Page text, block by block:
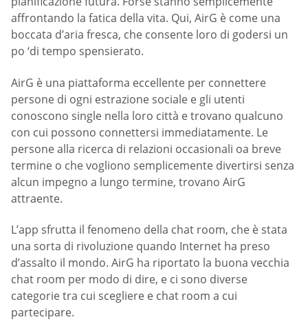
affrontando la fatica della vita. Qui, AirG è come una
boccata d’aria fresca, che consente loro di godersi un
po ‘di tempo spensierato.
AirG è una piattaforma eccellente per connettere
persone di ogni estrazione sociale e gli utenti
conoscono single nella loro città e trovano qualcuno
con cui possono connettersi immediatamente. Le
persone alla ricerca di relazioni occasionali oa breve
termine o che vogliono semplicemente divertirsi senza
alcun impegno a lungo termine, trovano AirG
attraente.
L’app sfrutta il fenomeno della chat room, che è stata
una sorta di rivoluzione quando Internet ha preso
d’assalto il mondo. AirG ha riportato la buona vecchia
chat room per modo di dire, e ci sono diverse
categorie tra cui scegliere e chat room a cui
partecipare.